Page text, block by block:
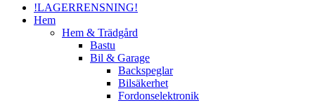
!LAGERRENSNING!
Hem
Hem & Trädgård
Bastu
Bil & Garage
Backspeglar
Bilsäkerhet
Fordonselektronik